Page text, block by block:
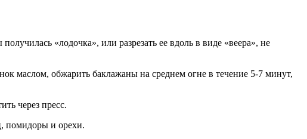
«лодочка», или разрезать ее вдоль в виде «веера», не
маслом, обжарить баклажаны на среднем огне в течение 5-7 минут,
через пресс.
помидоры и орехи.